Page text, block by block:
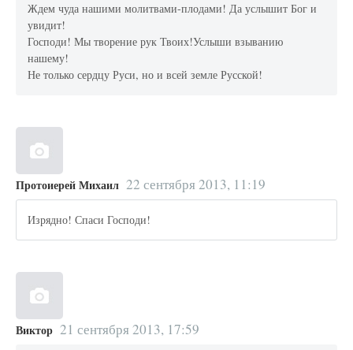
Ждем чуда нашими молитвами-плодами! Да услышит Бог и
увидит!
Господи! Мы творение рук Твоих!Услыши взыванию
нашему!
Не только сердцу Руси, но и всей земле Русской!
Протоиерей Михаил 22 сентября 2013, 11:19
Изрядно! Спаси Господи!
Виктор 21 сентября 2013, 17:59